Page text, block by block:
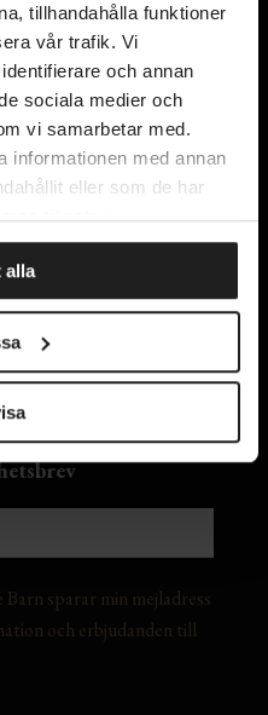
tillhandahålla funktioner
vår trafik. Vi
och annan
sociala medier och
vi samarbetar med.
informationen med annan
eller som de har
tjänster.
alla
sparar min mejladress
och erbjudanden till